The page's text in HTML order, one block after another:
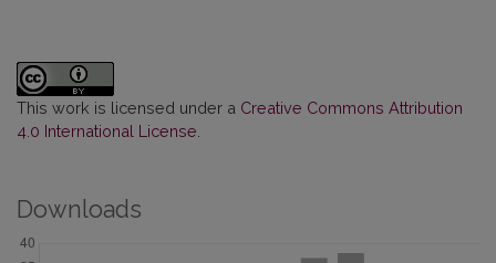
This work is licensed under a Creative Commons Attribution
4.0 International License
Downloads